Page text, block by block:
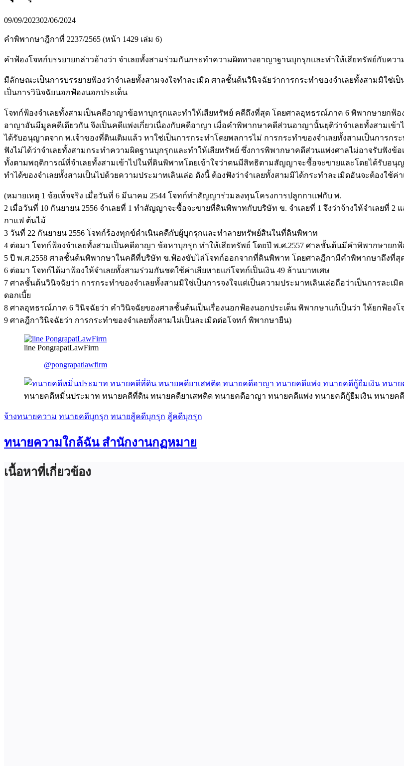
09/09/202302/06/2024
คำพิพากษาฎีกาที่ 2237/2565 (หน้า 1429 เล่ม 6)
คำฟ้องโจทก์บรรยายกล่าวอ้างว่า จำเลยทั้งสามร่วมกันกระทำความผิดทางอาญาฐานบุกรุกและทำให้เสียทรัพย์กับคว
มีลักษณะเป็นการบรรยายฟ้องว่าจำเลยทั้งสามจงใจทำละเมิด ศาลชั้นต้นวินิจฉัยว่าการกระทำของจำเลยทั้งสามมิใช่เ
เป็นการวินิจฉัยนอกฟ้องนอกประเด็น
โจทก์ฟ้องจำเลยทั้งสามเป็นคดีอาญาข้อหาบุกรุกและทำให้เสียทรัพย์ คดีถึงที่สุด โดยศาลอุทธรณ์ภาค 6 พิพากษายกฟ้
อาญาอันมีมูลคดีเดียวกัน จึงเป็นคดีแพ่งเกี่ยวเนื่องกับคดีอาญา เมื่อคำพิพากษาคดีส่วนอาญานั้นยุติว่าจำเลยทั้งสามเ
ได้รับอนุญาตจาก พ.เจ้าของที่ดินเดิมแล้ว หาใช่เป็นการกระทำโดยพลการไม่ การกระทำของจำเลยทั้งสามเป็นการก
ฟังไม่ได้ว่าจำเลยทั้งสามกระทำความผิดฐานบุกรุกและทำให้เสียทรัพย์ ซึ่งการพิพากษาคดีส่วนแพ่งศาลไม่อาจรับฟัง
ทั้งตามพฤติการณ์ที่จำเลยทั้งสามเข้าไปในที่ดินพิพาทโดยเข้าใจว่าตนมีสิทธิตามสัญญาจะซื้อจะขายและโดยได้รับอนุ
ทำได้ของจำเลยทั้งสามเป็นไปด้วยความประมาทเลินเล่อ ดังนี้ ต้องฟังว่าจำเลยทั้งสามมิได้กระทำละเมิดอันจะต้องใช้ค่
(หมายเหตุ 1 ข้อเท็จจริง เมื่อวันที่ 6 มีนาคม 2544 โจทก์ทำสัญญาร่วมลงทุนโครงการปลูกกาแฟกับ พ.
2 เมื่อวันที่ 10 กันยายน 2556 จำเลยที่ 1 ทำสัญญาจะซื้อจะขายที่ดินพิพาทกับบริษัท ข. จำเลยที่ 1 จึงว่าจ้างให้จำเลยที่
กาแฟ ต้นไม้
3 วันที่ 22 กันยายน 2556 โจทก์ร้องทุกข์ดำเนินคดีกับผู้บุกรุกและทำลายทรัพย์สินในที่ดินพิพาท
4 ต่อมา โจทก์ฟ้องจำเลยทั้งสามเป็นคดีอาญา ข้อหาบุกรุก ทำให้เสียทรัพย์ โดยปี พ.ศ.2557 ศาลชั้นต้นมีคำพิพากษาย
5 ปี พ.ศ.2558 ศาลชั้นต้นพิพากษาในคดีที่บริษัท ข.ฟ้องขับไล่โจทก์ออกจากที่ดินพิพาท โดยศาลฎีกามีคำพิพากษาถึงที่
6 ต่อมา โจทก์ได้มาฟ้องให้จำเลยทั้งสามร่วมกันชดใช้ค่าเสียหายแก่โจทก์เป็นเงิน 49 ล้านบาทเศษ
7 ศาลชั้นต้นวินิจฉัยว่า การกระทำของจำเลยทั้งสามมิใช่เป็นการจงใจแต่เป็นความประมาทเลินเล่อถือว่าเป็นการละเ
ดอกเบี้ย
8 ศาลอุทธรณ์ภาค 6 วินิจฉัยว่า คำวินิจฉัยของศาลชั้นต้นเป็นเรื่องนอกฟ้องนอกประเด็น พิพากษาแก้เป็นว่า ให้ยกฟ้องโ
9 ศาลฎีกาวินิจฉัยว่า การกระทำของจำเลยทั้งสามไม่เป็นละเมิดต่อโจทก์ พิพากษายืน)
line PongrapatLawFirm
@pongrapatlawfirm
ทนายคดีหมิ่นประมาท ทนายคดีที่ดิน ทนายคดียาเสพติด ทนายคดีอาญา ทนายคดีแพ่ง ทนายคดีกู้ยืมเงิน ทนายค
จ้างทนายความ ทนายคดีบุกรุก ทนายสู้คดีบุกรุก สู้คดีบุกรุก
ทนายความใกล้ฉัน สำนักงานกฏหมาย
เนื้อหาที่เกี่ยวข้อง